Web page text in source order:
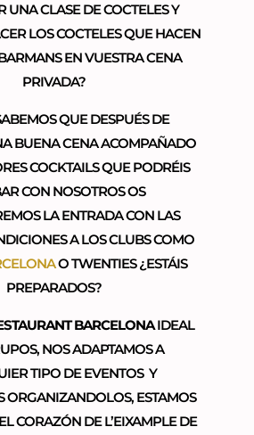
UNA CLASE DE COCTELES Y
LOS COCTELES QUE HACEN
EN VUESTRA CENA
PRIVADA?
QUE DESPUÉS DE
BUENA CENA ACOMPAÑADO
COCKTAILS QUE PODRÉIS
CON NOSOTROS OS
LA ENTRADA CON LAS
A LOS CLUBS COMO
O TWENTIES ¿ESTÁIS
PREPARADOS?
BARCELONAIDEAL
NOS ADAPTAMOS A
TIPO DE EVENTOS Y
ORGANIZANDOLOS, ESTAMOS
CORAZÓN DE L’EIXAMPLE DE